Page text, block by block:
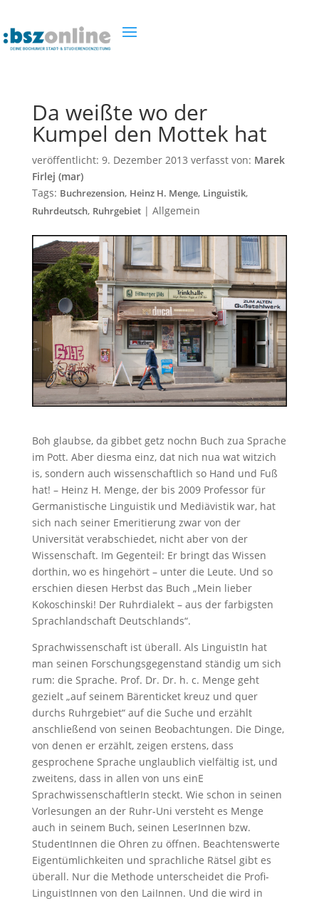
Da weißte wo der
Kumpel den Mottek hat
veröffentlicht: 9. Dezember 2013 verfasst von: Marek
Firlej (mar)
Tags: Buchrezension, Heinz H. Menge, Linguistik,
Ruhrdeutsch, Ruhrgebiet| Allgemein
Boh glaubse, da gibbet getz nochn Buch zua Sprache
im Pott. Aber diesma einz, dat nich nua wat witzich
is, sondern auch wissenschaftlich so Hand und Fuß
hat! – Heinz H. Menge, der bis 2009 Professor für
Germanistische Linguistik und Mediävistik war, hat
sich nach seiner Emeritierung zwar von der
Universität verabschiedet, nicht aber von der
Wissenschaft. Im Gegenteil: Er bringt das Wissen
dorthin, wo es hingehört – unter die Leute. Und so
erschien diesen Herbst das Buch „Mein lieber
Kokoschinski! Der Ruhrdialekt – aus der farbigsten
Sprachlandschaft Deutschlands“.
Sprachwissenschaft ist überall. Als LinguistIn hat
man seinen Forschungsgegenstand ständig um sich
rum: die Sprache. Prof. Dr. Dr. h. c. Menge geht
gezielt „auf seinem Bärenticket kreuz und quer
durchs Ruhrgebiet“ auf die Suche und erzählt
anschließend von seinen Beobachtungen. Die Dinge,
von denen er erzählt, zeigen erstens, dass
gesprochene Sprache unglaublich vielfältig ist, und
zweitens, dass in allen von uns einE
SprachwissenschaftlerIn steckt. Wie schon in seinen
Vorlesungen an der Ruhr-Uni versteht es Menge
auch in seinem Buch, seinen LeserInnen bzw.
StudentInnen die Ohren zu öffnen. Beachtenswerte
Eigentümlichkeiten und sprachliche Rätsel gibt es
überall. Nur die Methode unterscheidet die Profi-
LinguistInnen von den LaiInnen. Und die wird in